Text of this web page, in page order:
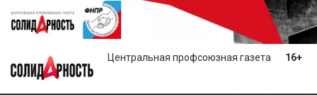
Центральная профсоюзная газета 16+